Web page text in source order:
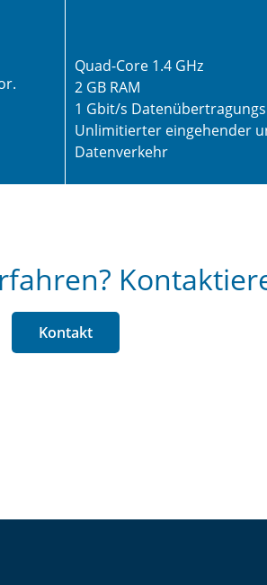
Quad-Core 1.4 GHz
2 GB RAM
1 Gbit/s
Unlimitierter eingehender
Datenverkehr
Kontakt